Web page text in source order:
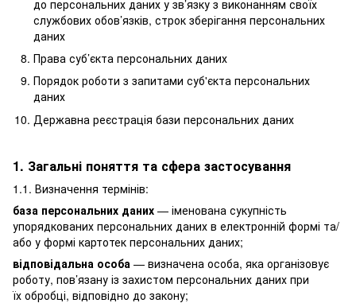
до персональних даних у зв’язку з виконанням своїх
службових обов’язків, строк зберігання персональних
даних
Права суб’єкта персональних даних
Порядок роботи з запитами суб'єкта персональних
даних
Державна реєстрація бази персональних даних
1. Загальні поняття та сфера застосування
1.1. Визначення термінів:
база персональних даних — іменована сукупність
упорядкованих персональних даних в електронній формі та/
або у формі картотек персональних даних;
відповідальна особа — визначена особа, яка організовує
роботу, пов’язану із захистом персональних даних при
їх обробці, відповідно до закону;